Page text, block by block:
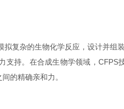
拟复杂的生物化学反应，设计并
支持。在合成生物学领域，
的精确亲和力。